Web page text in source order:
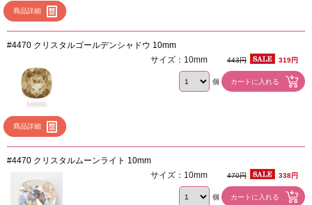
商品詳細
#4470 クリスタルゴールデンシャドウ 10mm
商品詳細
サイズ：10mm 443円 319円
個
#4470 クリスタルムーンライト 10mm
サイズ：10mm 470円 338円
個